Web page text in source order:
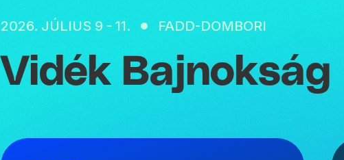
2026. JÚLIUS 9 - 11. FADD-DOMBORI
Vidék Bajnokság